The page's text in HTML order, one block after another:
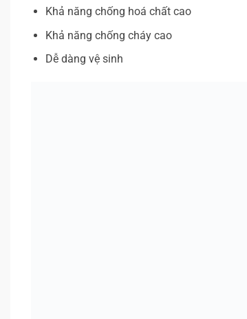
Khả năng chống hoá chất cao
Khả năng chống cháy cao
Dễ dàng vệ sinh